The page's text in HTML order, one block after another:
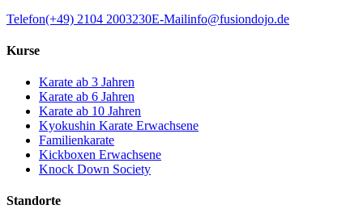
Telefon(+49) 2104 2003230E-Mailinfo@fusiondojo.de
Kurse
Karate ab 3 Jahren
Karate ab 6 Jahren
Karate ab 10 Jahren
Kyokushin Karate Erwachsene
Familienkarate
Kickboxen Erwachsene
Knock Down Society
Standorte